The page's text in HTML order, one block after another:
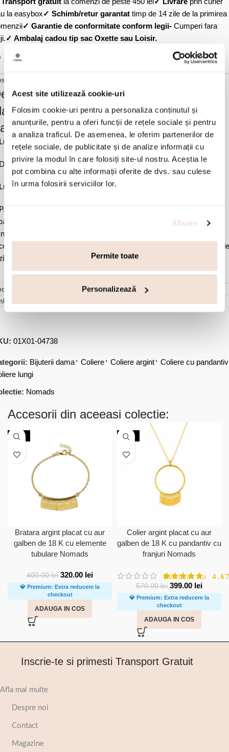
Acest site utilizează cookie-uri
Folosim cookie-uri pentru a personaliza conținutul și
anunțurile, pentru a oferi funcții de rețele sociale și pentru
a analiza traficul. De asemenea, le oferim partenerilor de
rețele sociale, de publicitate și de analize informații cu
privire la modul în care folosiți site-ul nostru. Aceștia le
pot combina cu alte informații oferite de dvs. sau culese
în urma folosirii serviciilor lor.
Afişare
Permite toate
Personalizează
la easybox✓ Schimb/retur garantat timp de 14 zile de la primirea
✓ Garantie de conformitate conform legii- Cumperi fara
✓ Ambalaj cadou tip sac Oxette sau Loisir.
Adauga in wishlist
si detalii
produsului Colier argint lung
cu rodiu si decorat cu pandantiv cu
Nomads:
80 cm.
cerc 3 cm.
franjuri 1 cm.
bijuteria in ambalajul original sau intr-un saculet de catifea
pentru a evita frecarea sau lovirea de alte materiale. Evitati
cu apa si produsele cosmetice. Dupa fiecare purtare, este
sa o lustruiti cu o laveta curata pentru a evita depunerea de
(0)
01X01-04738
Bijuterii dama, Coliere, Coliere argint, Coliere cu pandantiv
lungi
Nomads
Accesorii din aceeasi colectie:
-20%
Bratara argint placat cu aur
galben de 18 K cu elemente
tubulare Nomads
400.00lei 320.00 lei
💎 Premium: Extra reducere la
checkout
ADAUGA IN COS
-30%
Colier argint placat cu aur
galben de 18 K cu pandantiv cu
franjuri Nomads
Evaluat la
570.00lei 399.00 lei
💎 Premium: Extra reducere la
checkout
ADAUGA IN COS
Inscrie-te si primesti Transport Gratuit
Afla mai multe
Despre noi
Contact
Magazine